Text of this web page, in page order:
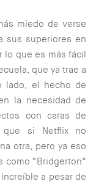
miedo de verse
sus superiores en
lo que es más fácil
que ya trae a
lado, el hecho de
la necesidad de
con caras de
si Netflix no
otra, pero ya eso
“Bridgerton”
a pesar de